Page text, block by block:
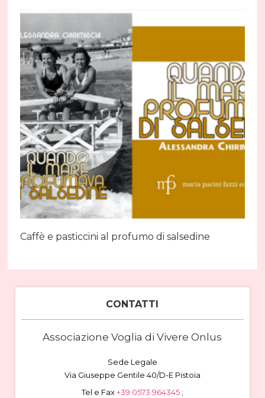
Caffè e pasticcini al profumo di salsedine
CONTATTI
Associazione Voglia di Vivere Onlus
Sede Legale
Via Giuseppe Gentile 40/D-E Pistoia
Tel e Fax+39 0573 964345 ;